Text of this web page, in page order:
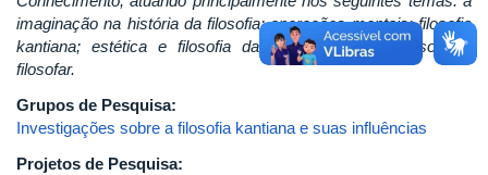
imaginação na história da filosofia; operações mentais; filosofia
kantiana; estética e filosofia da arte; ensino de filosofia e
filosofar.
Grupos de Pesquisa:
Investigações sobre a filosofia kantiana e suas influências
Projetos de Pesquisa: